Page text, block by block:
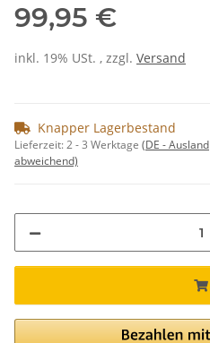
99,95 €
inkl. 19% USt. , zzgl. Versand
Knapper Lagerbestand
Lieferzeit:2 - 3 Werktage (DE - Ausland
abweichend)